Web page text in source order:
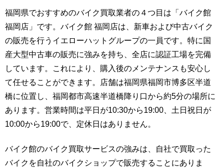
福岡県でおすすめのバイク買取業者の４つ目は「バイク館
福岡店」です。バイク館 福岡店は、新車および中古バイク
の販売を行うイエローハットグループの一員です。特に国
産大型中古車の販売に強みを持ち、全店に認証工場を完備
しています。これにより、購入後のメンテナンスも安心し
て任せることができます。店舗は福岡県福岡市博多区半道
橋に位置し、福岡都市高速半道橋降り口から約5分の場所に
あります。営業時間は平日が10:30から19:00、土日祝日が
10:00から19:00で、定休日はありません。
バイク館のバイク買取サービスの強みは、自社で買取った
バイクを自社のバイクショップで販売することにありま